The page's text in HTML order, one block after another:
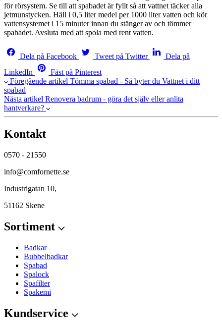
för rörsystem. Se till att spabadet är fyllt så att vattnet täcker alla
jetmunstycken. Häll i 0,5 liter medel per 1000 liter vatten och kör
vattensystemet i 15 minuter innan du stänger av och tömmer
spabadet. Avsluta med att spola med rent vatten.
Dela på Facebook Tweet på Twitter
Dela på
LinkedIn
Fäst på Pinterest
Föregående artikel Tömma spabad - Så byter du Vattnet i ditt
spabad
Nästa artikel Renovera badrum - göra det själv eller anlita
hantverkare?
Kontakt
0570 - 21550
info@comfornette.se
Industrigatan 10,
51162 Skene
Sortiment
Badkar
Bubbelbadkar
Spabad
Spalock
Spafilter
Spakemi
Kundservice